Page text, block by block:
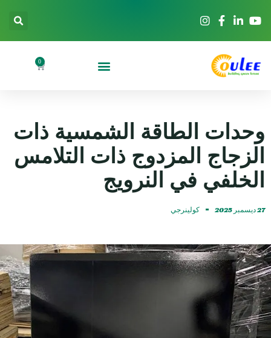
0
وحدات الطاقة الشمسية ذات
الزجاج المزدوج ذات التلامس
الخلفي في النرويج
27 ديسمبر 2025 كولينرجي